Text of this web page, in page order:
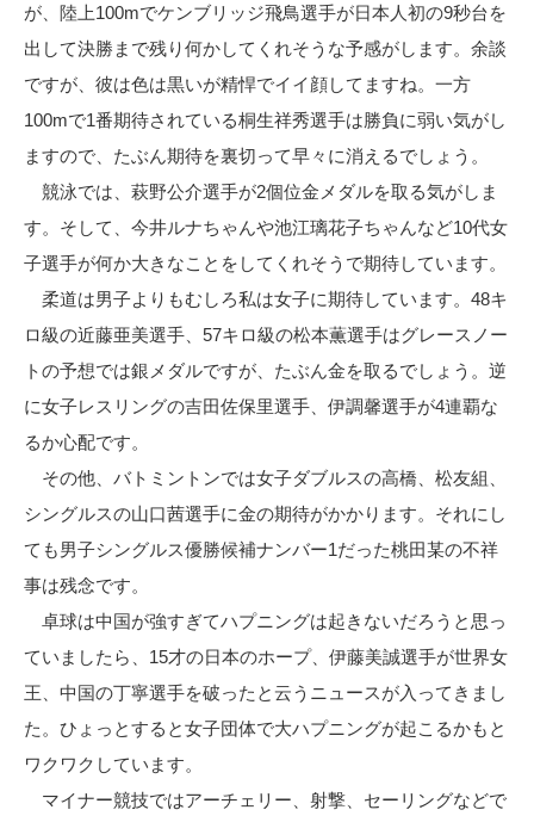
が、陸上100mでケンブリッジ飛鳥選手が日本人初の9秒台を
出して決勝まで残り何かしてくれそうな予感がします。余談
ですが、彼は色は黒いが精悍でイイ顔してますね。一方
100mで1番期待されている桐生祥秀選手は勝負に弱い気がし
ますので、たぶん期待を裏切って早々に消えるでしょう。
競泳では、萩野公介選手が2個位金メダルを取る気がしま
す。そして、今井ルナちゃんや池江璃花子ちゃんなど10代女
子選手が何か大きなことをしてくれそうで期待しています。
柔道は男子よりもむしろ私は女子に期待しています。48キ
ロ級の近藤亜美選手、57キロ級の松本薫選手はグレースノー
トの予想では銀メダルですが、たぶん金を取るでしょう。逆
に女子レスリングの吉田佐保里選手、伊調馨選手が4連覇な
るか心配です。
その他、バトミントンでは女子ダブルスの高橋、松友組、
シングルスの山口茜選手に金の期待がかかります。それにし
ても男子シングルス優勝候補ナンバー1だった桃田某の不祥
事は残念です。
卓球は中国が強すぎてハプニングは起きないだろうと思っ
ていましたら、15才の日本のホープ、伊藤美誠選手が世界女
王、中国の丁寧選手を破ったと云うニュースが入ってきまし
た。ひょっとすると女子団体で大ハプニングが起こるかもと
ワクワクしています。
マイナー競技ではアーチェリー、射撃、セーリングなどで